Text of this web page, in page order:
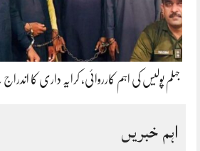
جہلم پولیس کی اہم کارروائی، کرایہ داری کا اندراج نہ
اہم خبریں